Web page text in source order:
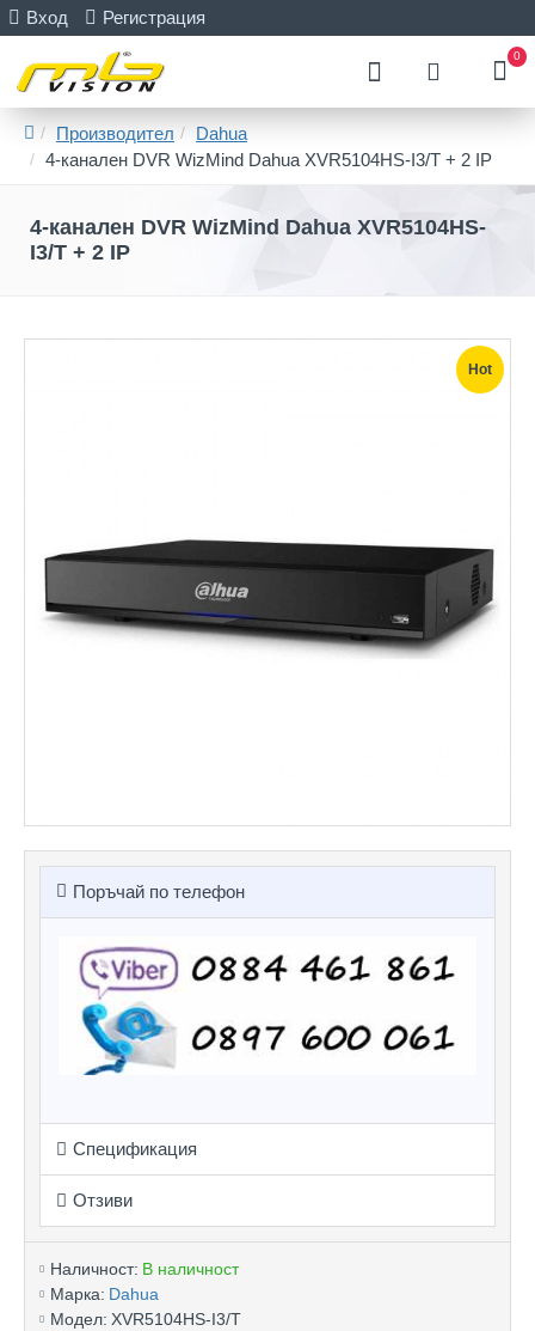
Вход Регистрация
0
Производител
Dahua
4-канален DVR WizMind Dahua XVR5104HS-I3/T + 2 IP
4-канален DVR WizMind Dahua XVR5104HS-
I3/T + 2 IP
Hot
Поръчай по телефон
Спецификация
Отзиви
Наличност: В наличност
Марка: Dahua
Модел: XVR5104HS-I3/T